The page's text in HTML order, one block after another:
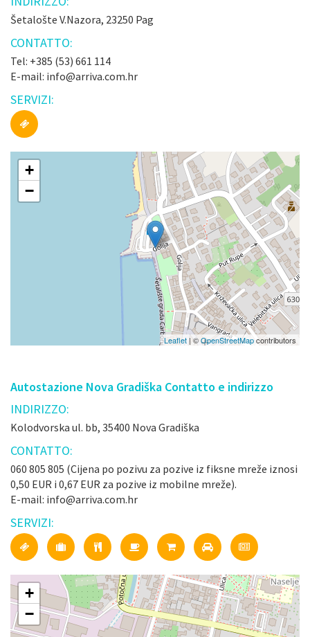
Šetalošte V.Nazora, 23250 Pag
CONTATTO:
Tel: +385 (53) 661 114
E-mail: info@arriva.com.hr
SERVIZI:
+
−
Leaflet | ©OpenStreetMapcontributors
Autostazione Nova Gradiška Contatto e indirizzo
INDIRIZZO:
Kolodvorska ul. bb, 35400 Nova Gradiška
CONTATTO:
060 805 805 (Cijena po pozivu za pozive iz fiksne mreže iznosi
0,50 EUR i 0,67 EUR za pozive iz mobilne mreže).
E-mail: info@arriva.com.hr
SERVIZI:
+
−